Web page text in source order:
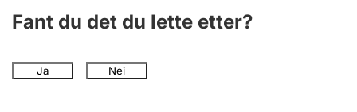
Fant du det du lette etter?
Ja Nei